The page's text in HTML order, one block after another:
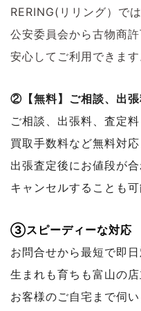
RERING(リリング）では
公安委員会から古物商
安心してご利用できます
②【無料】ご相談、出
ご相談、出張料、査定料
買取手数料など無料対応
出張査定後にお値段が
キャンセルすることも可
③スピーディーな対応
お問合せから最短で即日
生まれも育ちも富山の
お客様のご自宅まで伺い